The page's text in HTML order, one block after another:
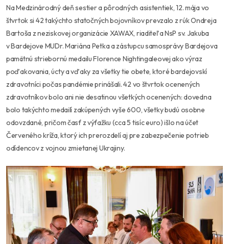
Na Medzinárodný deň sestier a pôrodných asistentiek, 12. mája vo
štvrtok si 42 takýchto statočných bojovníkov prevzalo z rúk Ondreja
Bartoša z neziskovej organizácie XAWAX, riaditeľa NsP sv. Jakuba
v Bardejove MUDr. Mariána Petka a zástupcu samosprávy Bardejova
pamätnú striebornú medailu Florence Nightingaleovej ako výraz
poďakovania, úcty a vďaky za všetky tie obete, ktoré bardejovskí
zdravotníci počas pandémie prinášali. 42 vo štvrtok ocenených
zdravotníkov bolo ani nie desatinou všetkých ocenených: dovedna
bolo takýchto medailí zakúpených vyše 600, všetky budú osobne
odovzdané, pričom časť z výťažku (cca 5 tisíc euro) išlo na účet
Červeného kríža, ktorý ich prerozdelí aj pre zabezpečenie potrieb
odídencov z vojnou zmietanej Ukrajiny.